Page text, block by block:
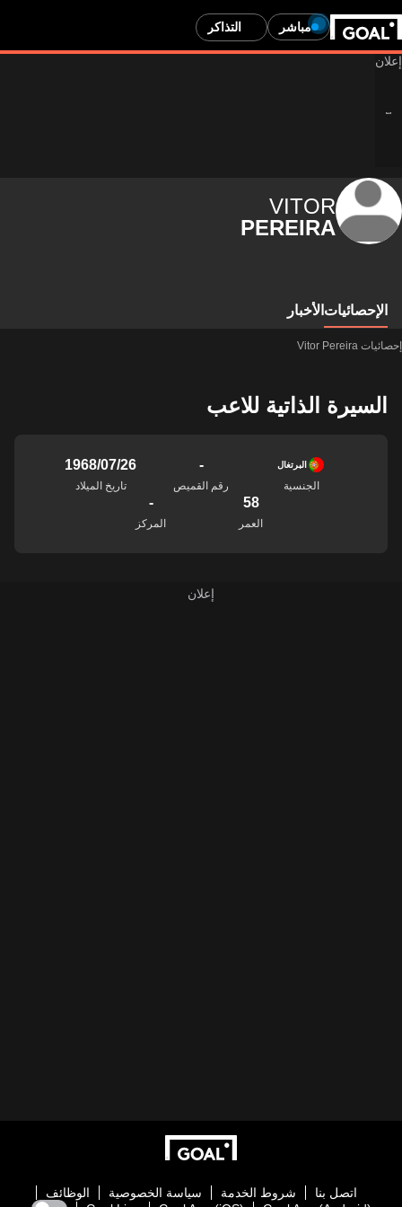
مباشر التذاكر
VITOR
PEREIRA
الإحصائيات الأخبار
إحصائيات Vitor Pereira
السيرة الذاتية للاعب
البرتغال
الجنسية
-
رقم القميص
26‏/07‏/1968
تاريخ الميلاد
58
العمر
-
المركز
اتصل بنا شروط الخدمة سياسة الخصوصية
الوظائف